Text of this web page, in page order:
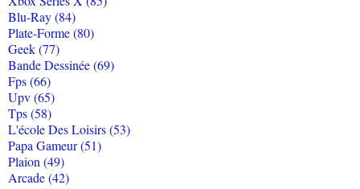
Blu-Ray (84)
Plate-Forme (80)
Geek (77)
Bande Dessinée (69)
Fps (66)
Upv (65)
Tps (58)
L'école Des Loisirs (53)
Papa Gameur (51)
Plaion (49)
Arcade (42)